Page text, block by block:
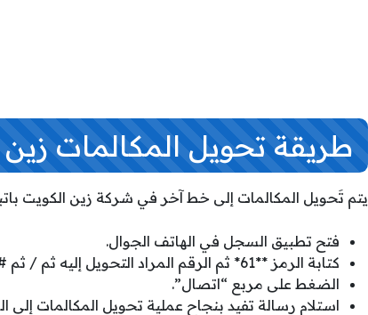
طريقة تحويل المكالمات
يتم تَحويل المكالمات إلى خط آخر في شركة زين الكويت
فتح تطبيق السجل في الهاتف الجوال.
كتابة الرمز **61* ثم الرقم المراد التحويل إليه ثم / ثم #.
الضغط على مربع “اتصال”.
استلام رسالة تفيد بنجاح عملية تحويل المكالمات إلى